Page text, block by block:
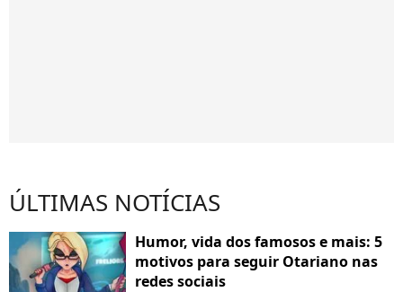
ÚLTIMAS NOTÍCIAS
Humor, vida dos famosos e mais: 5
motivos para seguir Otariano nas
redes sociais